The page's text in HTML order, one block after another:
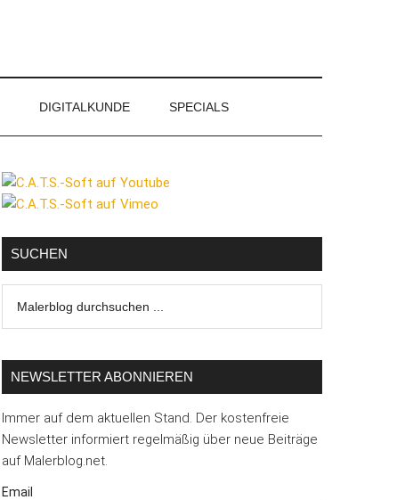
DIGITALKUNDE SPECIALS
Seitenspalte
SUCHEN
durchsuchen
NEWSLETTER ABONNIEREN
Immer auf dem aktuellen Stand. Der kostenfreie
Newsletter informiert regelmäßig über neue Beiträge
auf Malerblog.net.
Email